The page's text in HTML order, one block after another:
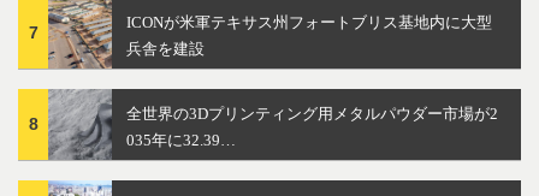
7
ICONが米軍テキサス州フォートブリス基地内に大型
兵舎を建設
8
全世界の3Dプリンティング用メタルパウダー市場が2
035年に32.39…